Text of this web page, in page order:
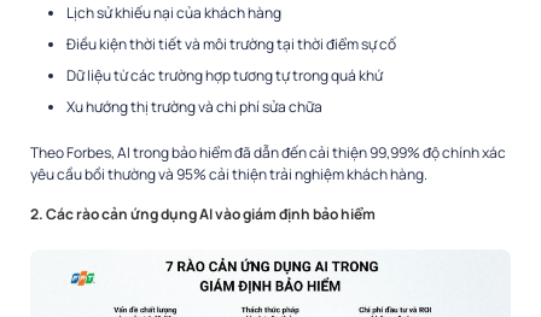
Lịch sử khiếu nại của khách hàng
Điều kiện thời tiết và môi trường tại thời điểm sự cố
Dữ liệu từ các trường hợp tương tự trong quá khứ
Xu hướng thị trường và chi phí sửa chữa
Theo Forbes, AI trong bảo hiểm đã dẫn đến cải thiện 99,99% độ chính xác
yêu cầu bồi thường và 95% cải thiện trải nghiệm khách hàng.
2. Các rào cản ứng dụng AI vào giám định bảo hiểm